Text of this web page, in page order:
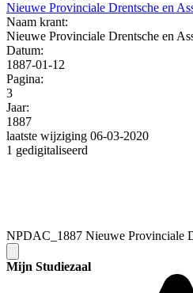
Nieuwe Provinciale Drentsche en
Naam krant:
Nieuwe Provinciale Drentsche en
Datum:
1887-01-12
Pagina:
3
Jaar:
1887
laatste wijziging 06-03-2020
1 gedigitaliseerd
NPDAC_1887 Nieuwe Provinciale
Mijn Studiezaal